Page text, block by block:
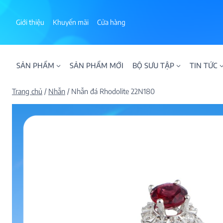
Giới thiệu Khuyến mãi Cửa hàng
SẢN PHẨM SẢN PHẨM MỚI BỘ SƯU TẬP
BST NHẪN NAM
BST SWEETIES
FAMILY
TIN TỨC
Trang chủ / Nhẫn / Nhẫn đá Rhodolite 22N180